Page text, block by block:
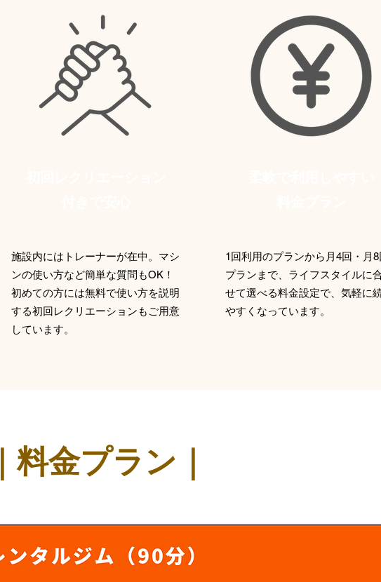
施設内にはトレーナーが在中。マシ
ンの使い方など簡単な質問もOK！
初めての方には無料で使い方を説明
する初回レクリエーションもご用意
しています。
1回利用のプランから月4回・月8
プランまで、ライフスタイルに
せて選べる料金設定で、気軽に
やすくなっています。
​｜料金プラン｜